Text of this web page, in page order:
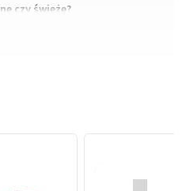
czy świeże?